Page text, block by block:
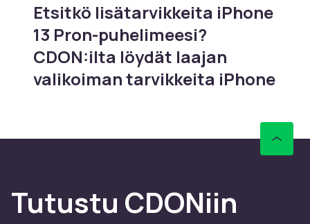
Etsitkö lisätarvikkeita iPhone
13 Pron-puhelimeesi?
CDON:ilta löydät laajan
valikoiman tarvikkeita iPhone
120Hz:llä ja
ProMotion 120Hz,
makrovalokuvaus ja LiDAR –
Tutustu CDONiin